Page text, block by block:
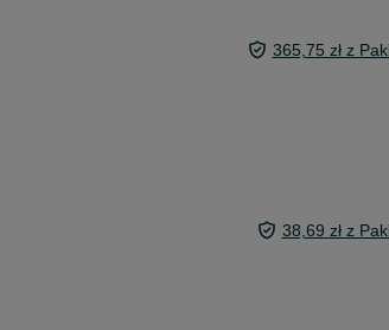
365,75 zł z
38,69 zł z